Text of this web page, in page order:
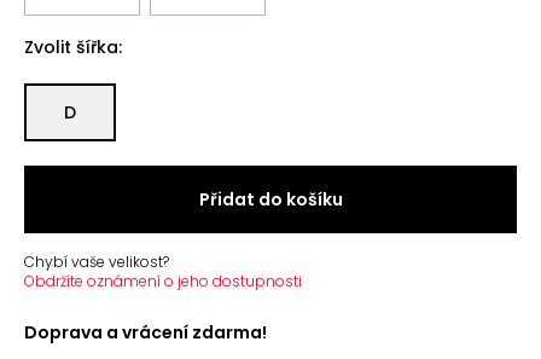
Zvolit šířka:
D
Přidat do košíku
Chybí vaše velikost?
Obdržíte oznámení o jeho dostupnosti
Doprava a vrácení zdarma!